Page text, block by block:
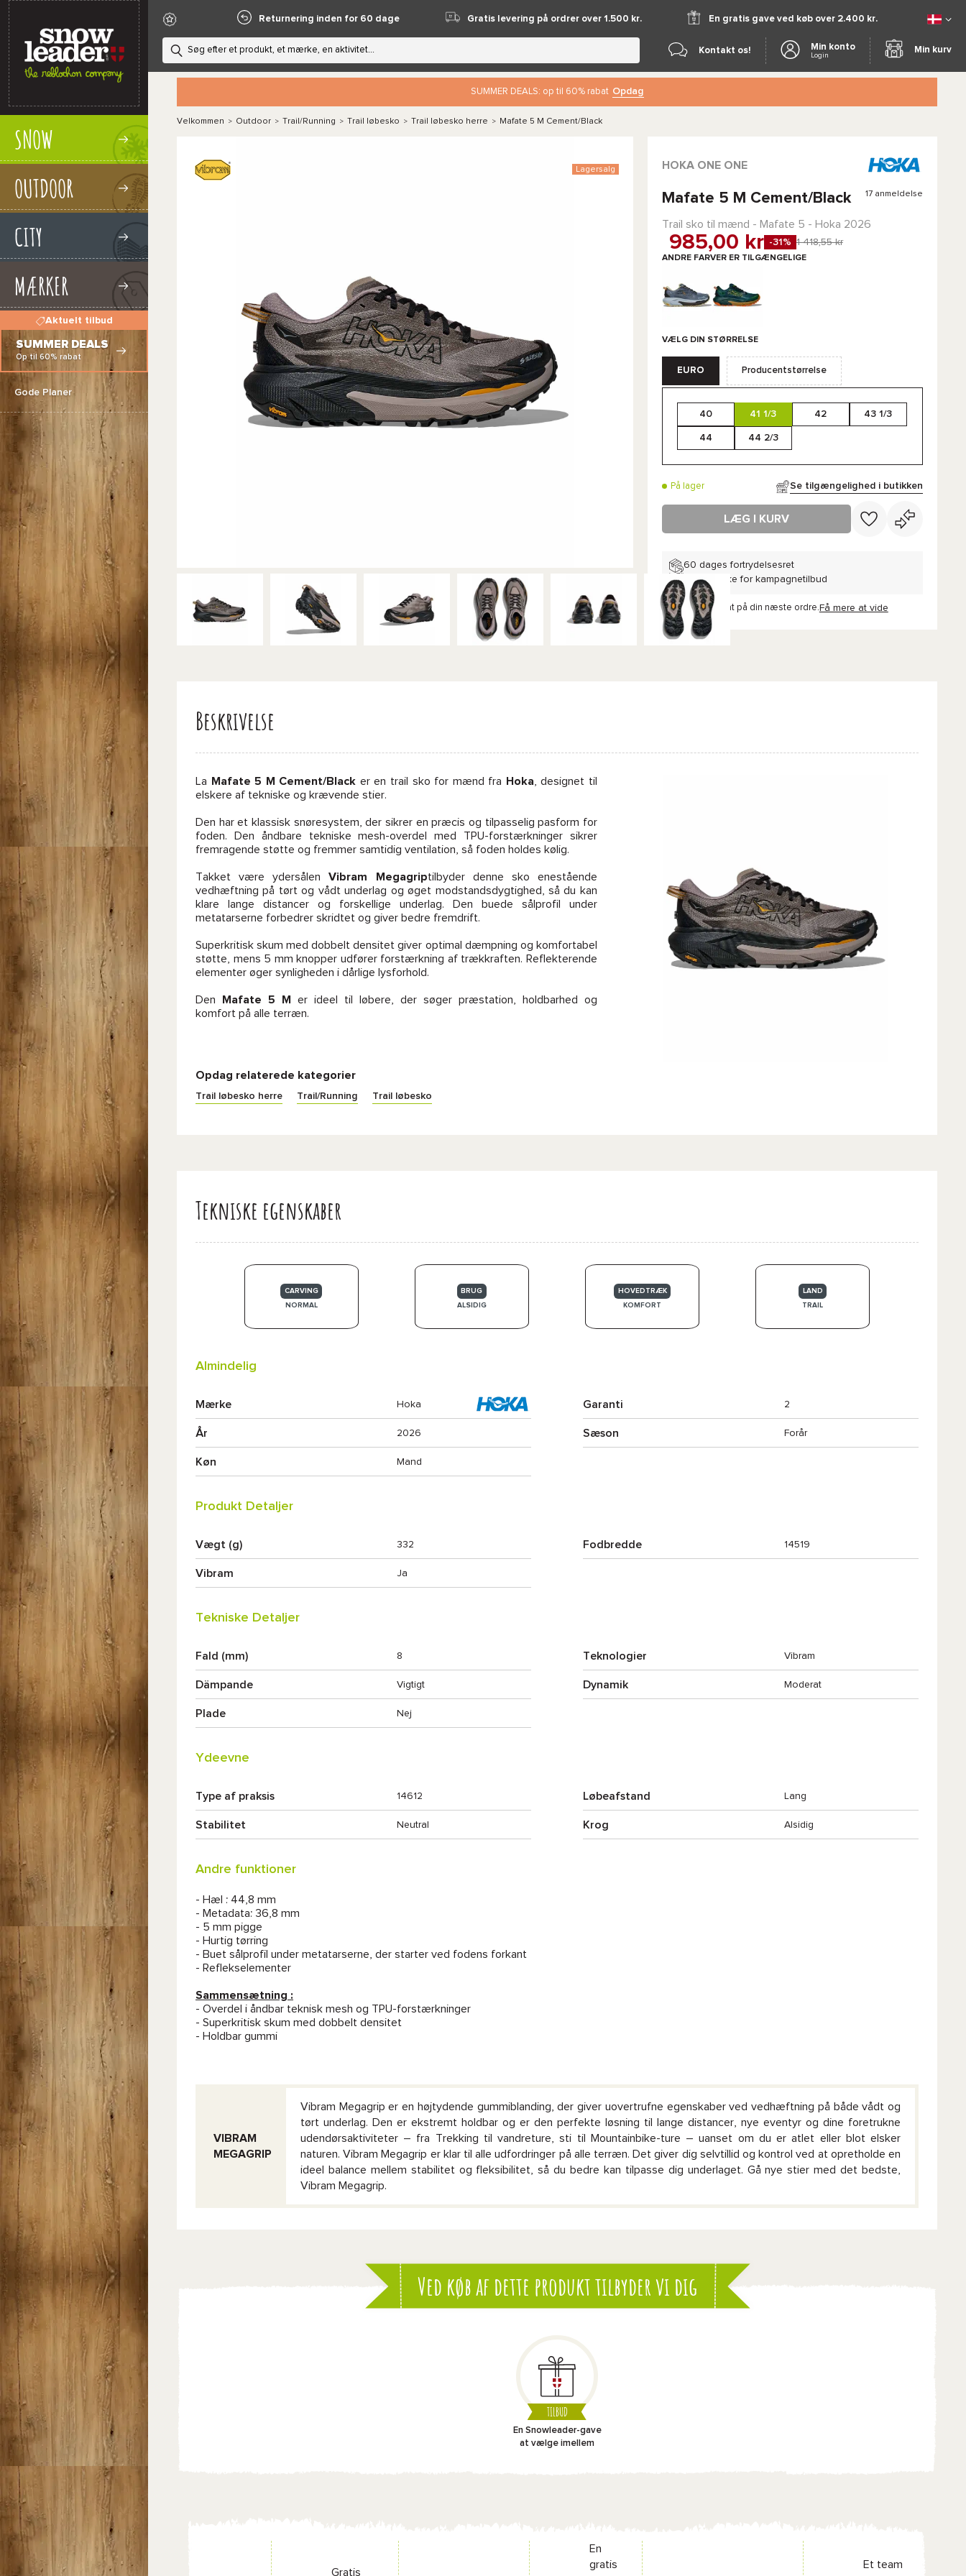
SNOW
OUTDOOR
CITY
MÆRKER
Aktuelt tilbud
SUMMER DEALS
Op til 60% rabat
Gode Planer
Returnering inden for 60 dage Gratis levering på ordrer over 1.500 kr. En gratis gave ved køb over 2.400 kr.
Kontakt os! Min konto
Login
Min kurv
SUMMER DEALS: op til 60% rabat Opdag
Velkommen > Outdoor > Trail/Running > Trail løbesko > Trail løbesko herre > Mafate 5 M Cement/Black
Lagersalg HOKA ONE ONE
Mafate 5 M Cement/Black 17 anmeldelse
Trail sko til mænd - Mafate 5 - Hoka 2026
985,00 kr -31% 1 418,55 kr
ANDRE FARVER ER TILGÆNGELIGE
VÆLG DIN STØRRELSE
EURO Producentstørrelse
40 41 1/3 42 43 1/3
44 44 2/3
På lager Se tilgængelighed i butikken
LÆG I KURV
60 dages fortrydelsesret
Gælder ikke for kampagnetilbud
Få19,70 krrabat på din næste ordre.Få mere at vide
Beskrivelse
La Mafate 5 M Cement/Black er en trail sko for mænd fra Hoka , designet til
elskere af tekniske og krævende stier.
Den har et klassisk snøresystem, der sikrer en præcis og tilpasselig pasform for
foden. Den åndbare tekniske mesh-overdel med TPU-forstærkninger sikrer
fremragende støtte og fremmer samtidig ventilation, så foden holdes kølig.
Takket være ydersålenVibram Megagriptilbyder denne sko enestående
vedhæftning på tørt og vådt underlag og øget modstandsdygtighed, så du kan
klare lange distancer og forskellige underlag. Den buede sålprofil under
metatarserne forbedrer skridtet og giver bedre fremdrift.
Superkritisk skum med dobbelt densitet giver optimal dæmpning og komfortabel
støtte, mens 5 mm knopper udfører forstærkning af trækkraften. Reflekterende
elementer øger synligheden i dårlige lysforhold.
Den Mafate 5 M
er ideel til løbere, der søger præstation, holdbarhed og
komfort på alle terræn.
Opdag relaterede kategorier
Trail løbesko herre Trail/Running Trail løbesko
Tekniske egenskaber
CARVING
NORMAL
BRUG
ALSIDIG
HOVEDTRÆK
KOMFORT
LAND
TRAIL
Almindelig
Mærke Hoka Garanti 2
År 2026 Sæson Forår
Køn Mand
Produkt Detaljer
Vægt (g) 332 Fodbredde 14519
Vibram Ja
Tekniske Detaljer
Fald (mm) 8 Teknologier Vibram
Dämpande Vigtigt Dynamik Moderat
Plade Nej
Ydeevne
Type af praksis 14612 Løbeafstand Lang
Stabilitet Neutral Krog Alsidig
Andre funktioner
- Hæl : 44,8 mm
- Metadata: 36,8 mm
- 5 mm pigge
- Hurtig tørring
- Buet sålprofil under metatarserne, der starter ved fodens forkant
- Reflekselementer
Sammensætning :
- Overdel i åndbar teknisk mesh og TPU-forstærkninger
- Superkritisk skum med dobbelt densitet
- Holdbar gummi
VIBRAM
MEGAGRIP
Vibram Megagrip er en højtydende gummiblanding, der giver uovertrufne egenskaber ved vedhæftning på både vådt og
tørt underlag. Den er ekstremt holdbar og er den perfekte løsning til lange distancer, nye eventyr og dine foretrukne
udendørsaktiviteter – fra Trekking til vandreture, sti til Mountainbike-ture – uanset om du er atlet eller blot elsker
naturen. Vibram Megagrip er klar til alle udfordringer på alle terræn. Det giver dig selvtillid og kontrol ved at opretholde en
ideel balance mellem stabilitet og fleksibilitet, så du bedre kan tilpasse dig underlaget. Gå nye stier med det bedste,
Vibram Megagrip.
Ved køb af dette produkt tilbyder vi dig
TILBUD
En Snowleader-gave
at vælge imellem
Gratis
En
gratis
Et team